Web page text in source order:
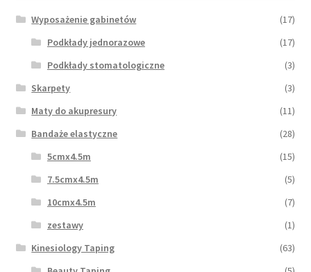
Wyposażenie gabinetów
(17)
Podkłady jednorazowe
(17)
Podkłady stomatologiczne
(3)
Skarpety
(3)
Maty do akupresury
(11)
Bandaże elastyczne
(28)
5cmx4.5m
(15)
7.5cmx4.5m
(5)
10cmx4.5m
(7)
zestawy
(1)
Kinesiology Taping
(63)